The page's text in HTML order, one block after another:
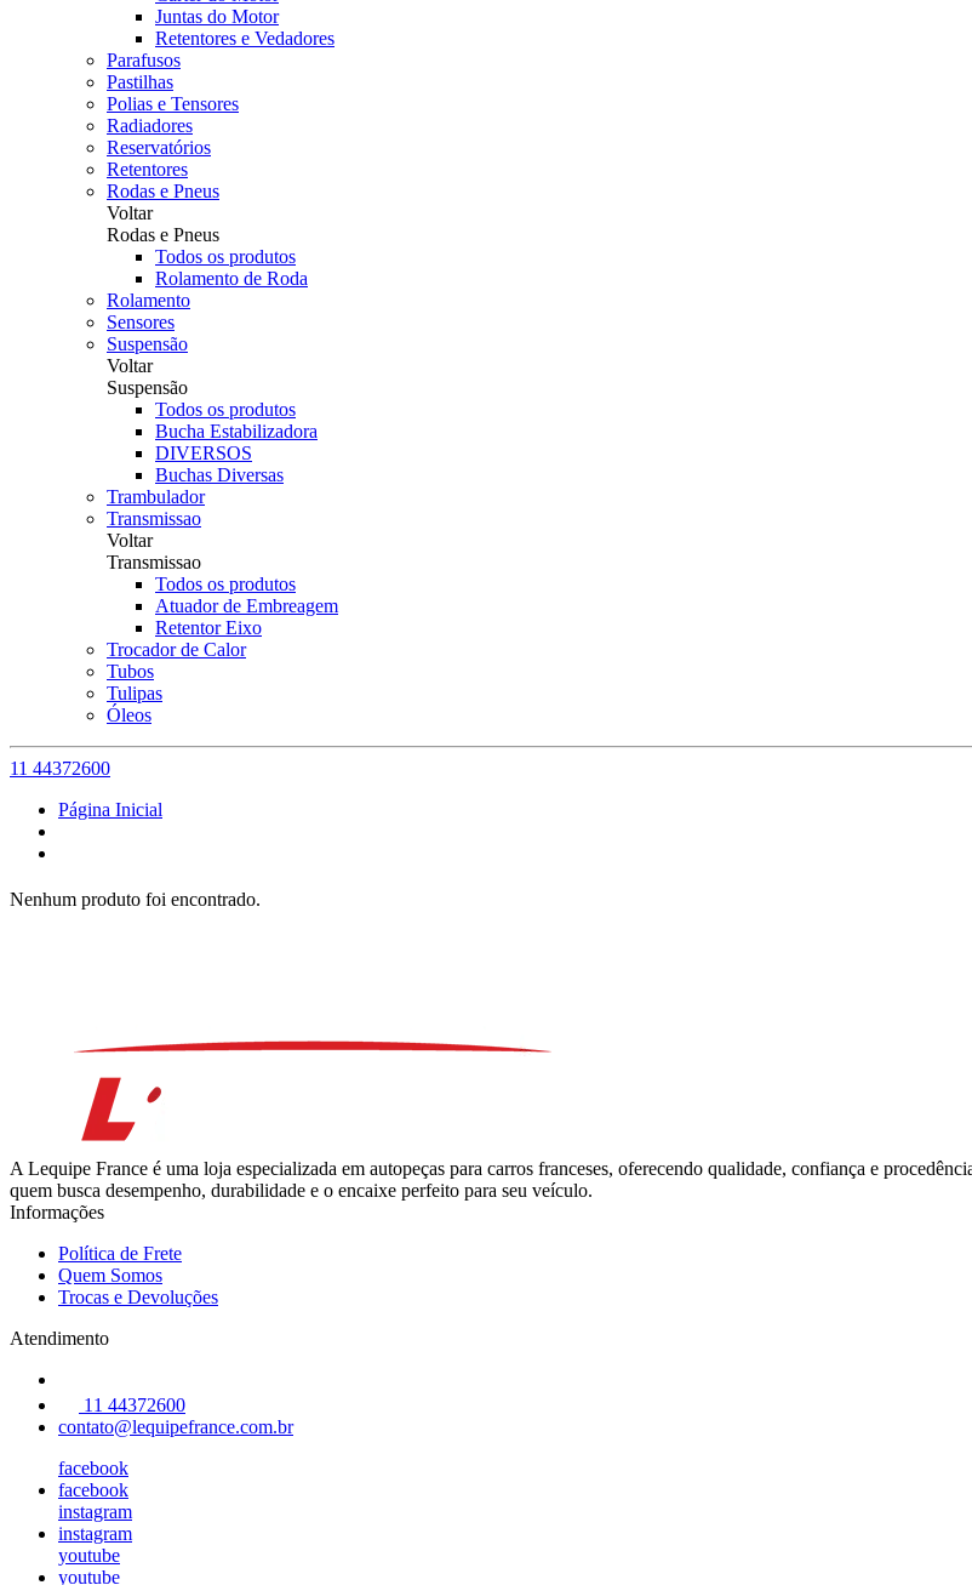
Juntas do Motor
Retentores e Vedadores
Parafusos
Pastilhas
Polias e Tensores
Radiadores
Reservatórios
Retentores
Rodas e Pneus
Voltar
Rodas e Pneus
Todos os produtos
Rolamento de Roda
Rolamento
Sensores
Suspensão
Voltar
Suspensão
Todos os produtos
Bucha Estabilizadora
DIVERSOS
Buchas Diversas
Trambulador
Transmissao
Voltar
Transmissao
Todos os produtos
Atuador de Embreagem
Retentor Eixo
Trocador de Calor
Tubos
Tulipas
Óleos
11 44372600
Página Inicial
Nenhum produto foi encontrado.
A Lequipe France é uma loja especializada em autopeças para carros franceses, oferecendo qualidade, confiança e
quem busca desempenho, durabilidade e o encaixe perfeito para seu veículo.
Informações
Política de Frete
Quem Somos
Trocas e Devoluções
Atendimento
11 44372600
contato@lequipefrance.com.br
facebook
facebook
instagram
instagram
youtube
youtube